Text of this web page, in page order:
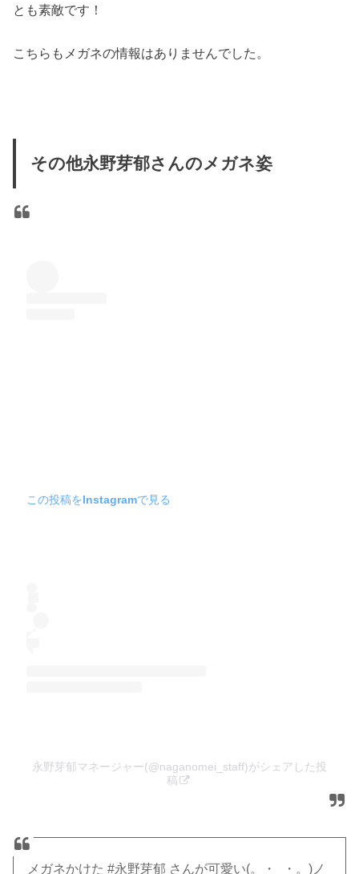
とも素敵です！
こちらもメガネの情報はありませんでした。
その他永野芽郁さんのメガネ姿
この投稿をInstagramで見る
永野芽郁マネージャー(@naganomei_staff)がシェアした投
稿
メガネかけた#永野芽郁 さんが可愛い(。・_・。)ノ